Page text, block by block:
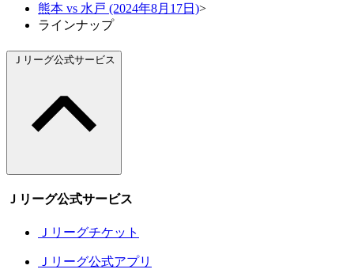
熊本 vs 水戸 (2024年8月17日)>
ラインナップ
Ｊリーグ公式サービス
Ｊリーグ公式サービス
Ｊリーグチケット
Ｊリーグ公式アプリ